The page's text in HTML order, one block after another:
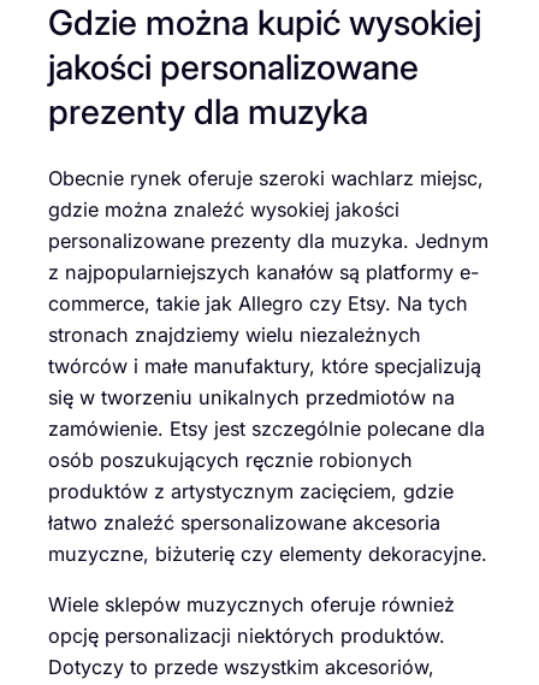
Gdzie można kupić wysokiej
jakości personalizowane
prezenty dla muzyka
Obecnie rynek oferuje szeroki wachlarz miejsc,
gdzie można znaleźć wysokiej jakości
personalizowane prezenty dla muzyka. Jednym
z najpopularniejszych kanałów są platformy e-
commerce, takie jak Allegro czy Etsy. Na tych
stronach znajdziemy wielu niezależnych
twórców i małe manufaktury, które specjalizują
się w tworzeniu unikalnych przedmiotów na
zamówienie. Etsy jest szczególnie polecane dla
osób poszukujących ręcznie robionych
produktów z artystycznym zacięciem, gdzie
łatwo znaleźć spersonalizowane akcesoria
muzyczne, biżuterię czy elementy dekoracyjne.
Wiele sklepów muzycznych oferuje również
opcję personalizacji niektórych produktów.
Dotyczy to przede wszystkim akcesoriów,